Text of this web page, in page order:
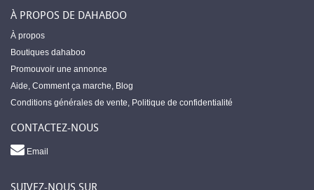
À PROPOS DE DAHABOO
À propos
Boutiques dahaboo
Promouvoir une annonce
Aide, Comment ça marche, Blog
Conditions générales de vente, Politique de confidentialité
CONTACTEZ-NOUS
Email
SUIVEZ-NOUS SUR